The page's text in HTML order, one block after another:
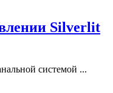
Silverlit
системой ...